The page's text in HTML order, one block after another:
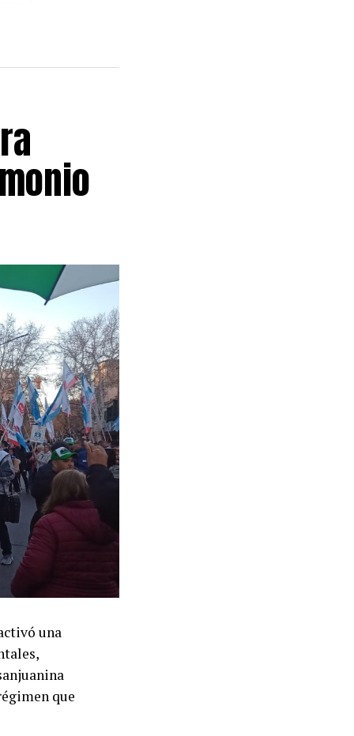
de
a la
de
Corte
de
el
un
en la
a edificios
caso de
de 48
cuando los
Bariloche,
2027 y
de un
las
La
firmada el
en junio y
una
que